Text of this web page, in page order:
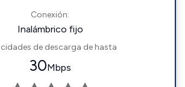
Conexión:
Inalámbrico fijo
de descarga de hasta
30Mbps